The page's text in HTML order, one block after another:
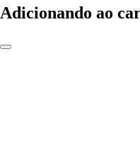
Adicionando ao